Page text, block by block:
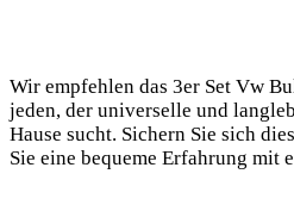
Wir​ empfehlen das⁣ 3er Set Vw
jeden, der universelle und
Hause sucht. Sichern Sie sich
⁢Sie​ eine‍ bequeme Erfahrung mit